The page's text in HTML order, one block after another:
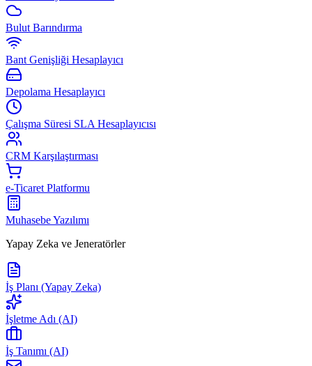
Bulut Barındırma
Bant Genişliği Hesaplayıcı
Depolama Hesaplayıcı
Çalışma Süresi SLA Hesaplayıcısı
CRM Karşılaştırması
e-Ticaret Platformu
Muhasebe Yazılımı
Yapay Zeka ve Jeneratörler
İş Planı (Yapay Zeka)
İşletme Adı (AI)
İş Tanımı (AI)